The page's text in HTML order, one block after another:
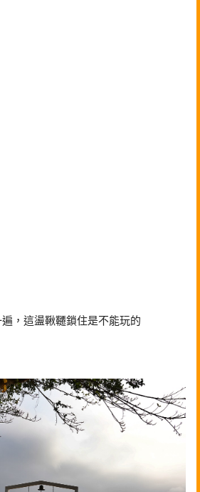
，這盪鞦韆鎖住是不能玩的